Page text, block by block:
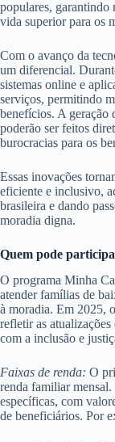
populares, garantindo
vida superior para os
Com o avanço da
um diferencial.
sistemas online e
serviços, permitindo
benefícios. A geração
poderão ser feitos
burocracias para os
Essas inovações
eficiente e inclusivo,
brasileira e dando
moradia digna.
Quem pode
O programa Minha
atender famílias de
à moradia. Em 2025,
refletir as
com a inclusão e
Faixas de renda: O
renda familiar
específicas, com
de beneficiários. Por